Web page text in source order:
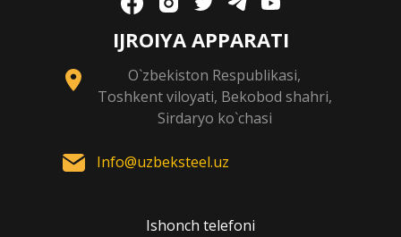
IJROIYA APPARATI
O`zbekiston Respublikasi,
Toshkent viloyati, Bekobod shahri,
Sirdaryo ko`chasi
Info@uzbeksteel.uz
Ishonch telefoni